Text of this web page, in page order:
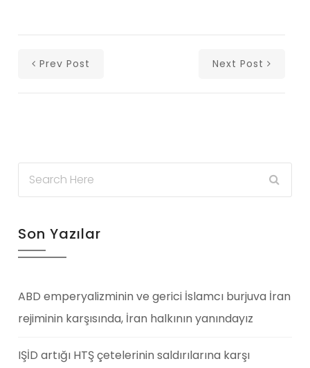
Prev Post Next Post
Son Yazılar
ABD emperyalizminin ve gerici İslamcı burjuva İran
rejiminin karşısında, İran halkının yanındayız
IŞİD artığı HTŞ çetelerinin saldırılarına karşı